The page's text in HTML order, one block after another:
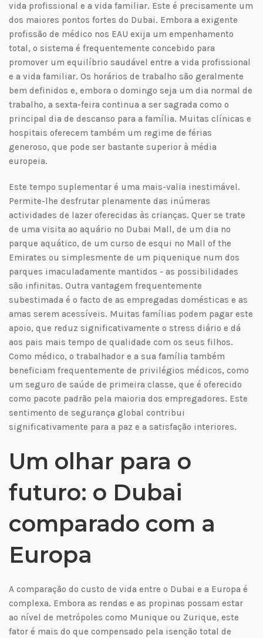
vida profissional e a vida familiar. Este é precisamente um
dos maiores pontos fortes do Dubai. Embora a exigente
profissão de médico nos EAU exija um empenhamento
total, o sistema é frequentemente concebido para
promover um equilíbrio saudável entre a vida profissional
e a vida familiar. Os horários de trabalho são geralmente
bem definidos e, embora o domingo seja um dia normal de
trabalho, a sexta-feira continua a ser sagrada como o
principal dia de descanso para a família. Muitas clínicas e
hospitais oferecem também um regime de férias
generoso, que pode ser bastante superior à média
europeia.
Este tempo suplementar é uma mais-valia inestimável.
Permite-lhe desfrutar plenamente das inúmeras
actividades de lazer oferecidas às crianças. Quer se trate
de uma visita ao aquário no Dubai Mall, de um dia no
parque aquático, de um curso de esqui no Mall of the
Emirates ou simplesmente de um piquenique num dos
parques imaculadamente mantidos - as possibilidades
são infinitas. Outra vantagem frequentemente
subestimada é o facto de as empregadas domésticas e as
amas serem acessíveis. Muitas famílias podem pagar este
apoio, que reduz significativamente o stress diário e dá
aos pais mais tempo de qualidade com os seus filhos.
Como médico, o trabalhador e a sua família também
beneficiam frequentemente de privilégios médicos, como
um seguro de saúde de primeira classe, que é oferecido
como pacote padrão pela maioria dos empregadores. Este
sentimento de segurança global contribui
significativamente para a paz e a satisfação interiores.
Um olhar para o
futuro: o Dubai
comparado com a
Europa
A comparação do custo de vida entre o Dubai e a Europa é
complexa. Embora as rendas e as propinas possam estar
ao nível de metrópoles como Munique ou Zurique, este
fator é mais do que compensado pela isenção total de